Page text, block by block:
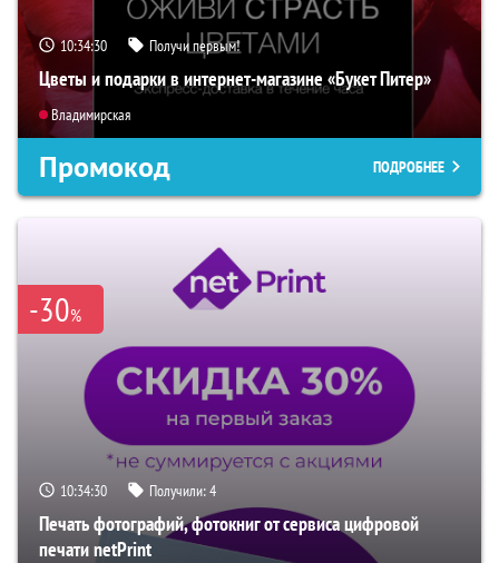
10:34:29 Получи первым!
Цветы и подарки в интернет-магазине «Букет Питер»
Владимирская
Промокод ПОДРОБНЕЕ
-30%
10:34:29 Получили:4
Печать фотографий, фотокниг от сервиса цифровой
печати netPrint